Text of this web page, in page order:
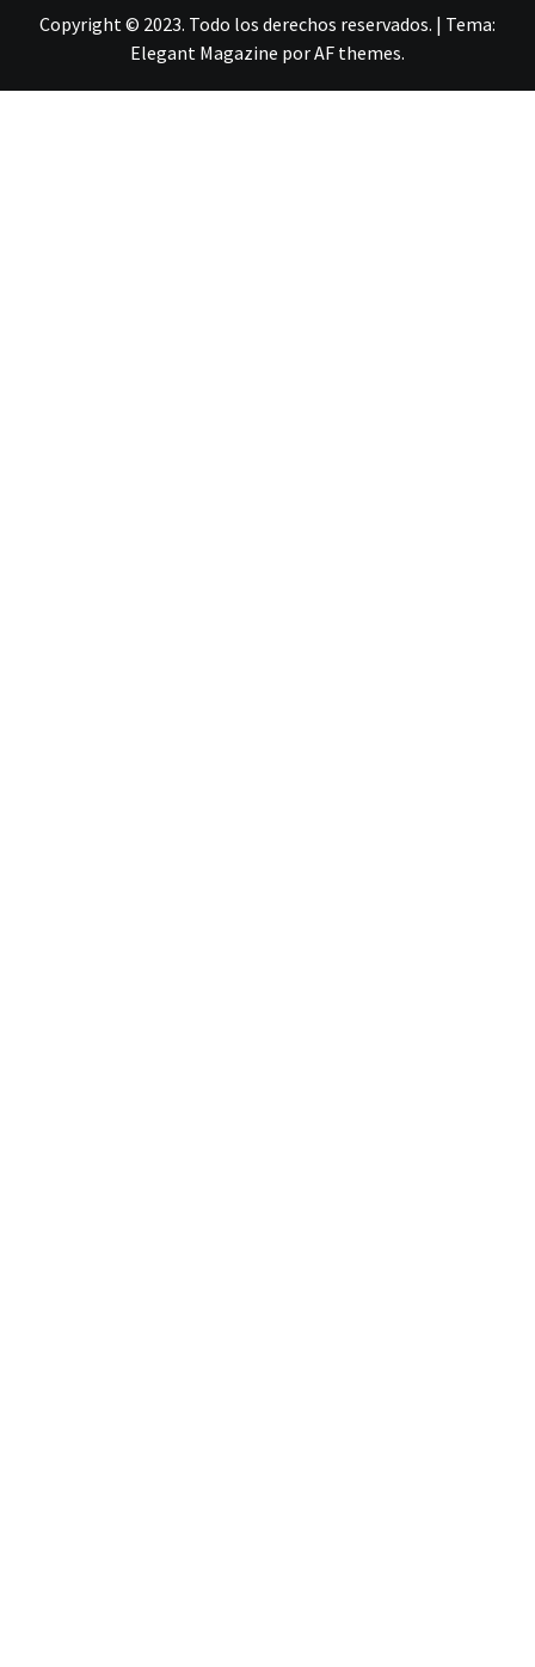
Copyright © 2023. Todo los derechos reservados. | Tema:
Elegant Magazine porAF themes.